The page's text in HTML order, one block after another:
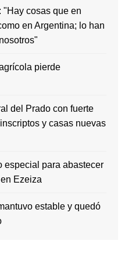
"Hay cosas que en
en Argentina; lo han
pierde
del Prado con fuerte
y casas nuevas
especial para abastecer
Ezeiza
estable y quedó